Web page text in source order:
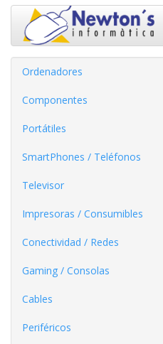
Ordenadores
Componentes
Portátiles
SmartPhones / Teléfonos
Televisor
Impresoras / Consumibles
Conectividad / Redes
Gaming / Consolas
Cables
Periféricos